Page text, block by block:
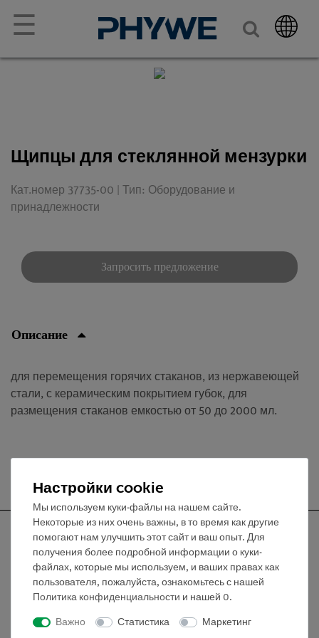
☰
Щипцы для стеклянной мензурки
Кат.номер 37735-00 | Тип: Оборудование и
принадлежности
Запросить предложение
Описание
для перемещения горячих стаканов, из нержавеющей
стали, с керамическим покрытием губок, для
размещения стаканов емкостью от 50 до 2000 мл.
Nach oben
Информация
Настройки cookie
Мы используем куки-файлы на нашем сайте.
Некоторые из них очень важны, в то время как другие
помогают нам улучшить этот сайт и ваш опыт. Для
получения более подробной информации о куки-
файлах, которые мы используем, и ваших правах как
пользователя, пожалуйста, ознакомьтесь с нашей
Политика конфиденциальности и нашей 0.
Важно Статистика Маркетинг